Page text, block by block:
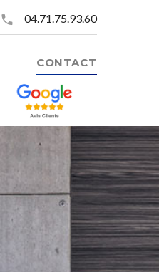
04.71.75.93.60
CONTACT